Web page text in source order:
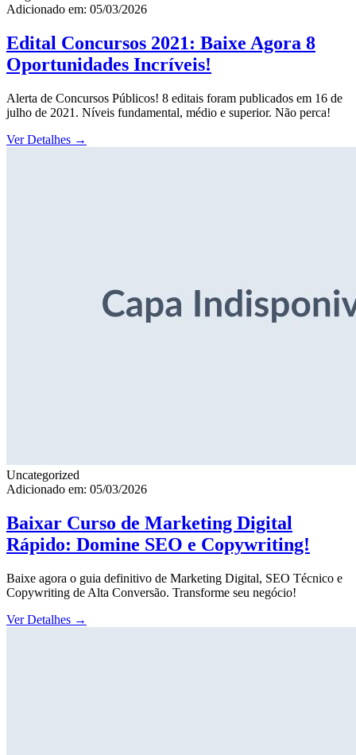
Adicionado em: 05/03/2026
Edital Concursos 2021: Baixe Agora 8
Oportunidades Incríveis!
Alerta de Concursos Públicos! 8 editais foram publicados em 16 de
julho de 2021. Níveis fundamental, médio e superior. Não perca!
Ver Detalhes →
Uncategorized
Adicionado em: 05/03/2026
Baixar Curso de Marketing Digital
Rápido: Domine SEO e Copywriting!
Baixe agora o guia definitivo de Marketing Digital, SEO Técnico e
Copywriting de Alta Conversão. Transforme seu negócio!
Ver Detalhes →